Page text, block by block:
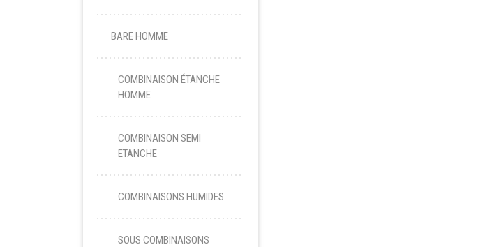
BARE HOMME
COMBINAISON ÉTANCHE
HOMME
COMBINAISON SEMI
ETANCHE
COMBINAISONS HUMIDES
SOUS COMBINAISONS